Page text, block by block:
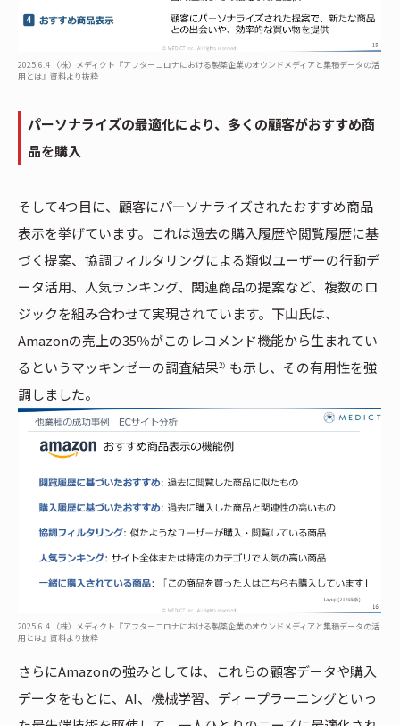
2025.6.4 （株）メディクト『アフターコロナにおける製薬企業のオウンドメディアと集積データの活
用とは』資料より抜粋
パーソナライズの最適化により、多くの顧客がおすすめ商
品を購入
そして4つ目に、顧客にパーソナライズされたおすすめ商品
表示を挙げています。これは過去の購入履歴や閲覧履歴に基
づく提案、協調フィルタリングによる類似ユーザーの行動デ
ータ活用、人気ランキング、関連商品の提案など、複数のロ
ジックを組み合わせて実現されています。下山氏は、
Amazonの売上の35％がこのレコメンド機能から生まれてい
るというマッキンゼーの調査結果2） も示し、その有用性を強
調しました。
2025.6.4 （株）メディクト『アフターコロナにおける製薬企業のオウンドメディアと集積データの活
用とは』資料より抜粋
さらにAmazonの強みとしては、これらの顧客データや購入
データをもとに、AI、機械学習、ディープラーニングといっ